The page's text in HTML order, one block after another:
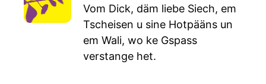
Vom Dick, däm liebe Siech, em
Tscheisen u sine Hotpääns un
em Wali, wo ke Gspass
verstange het.